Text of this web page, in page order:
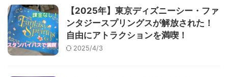
【2025年】東京ディズニーシー・ファ
ンタジースプリングスが解放された！
自由にアトラクションを満喫！
2025/4/3